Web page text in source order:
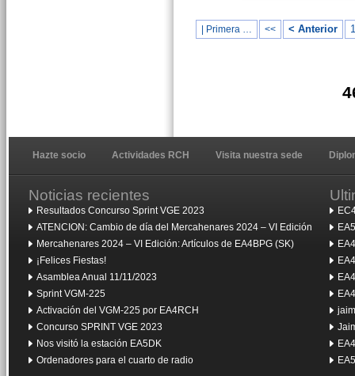
| Primera … << < Anterior
Hazte socio Actividades RCH Visita nuestra sede
Noticias recientes
Resultados Concurso Sprint VGE 2023
ATENCION: Cambio de día del Mercahenares 2024 – VI Edición
Mercahenares 2024 – VI Edición: Artículos de EA4BPG (SK)
¡Felices Fiestas!
Asamblea Anual 11/11/2023
Sprint VGM-225
Activación del VGM-225 por EA4RCH
Concurso SPRINT VGE 2023
Nos visitó la estación EA5DK
Ordenadores para el cuarto de radio